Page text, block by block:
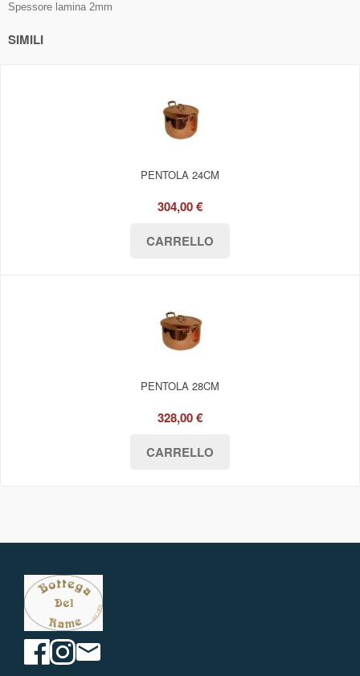
Spessore lamina 2mm
SIMILI
PENTOLA 24CM
304,00 €
PENTOLA 28CM
328,00 €